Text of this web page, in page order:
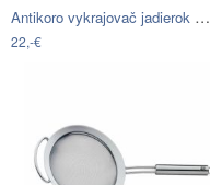
Antikoro vykrajovač jadierok WMF…
22,-€